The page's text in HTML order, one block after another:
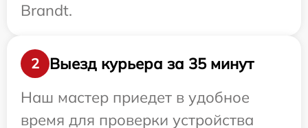
Brandt.
2
Выезд курьера за 35 минут
Наш мастер приедет в удобное
время для проверки устройства